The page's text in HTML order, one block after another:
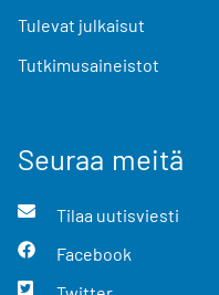
Tulevat julkaisut
Tutkimusaineistot
Seuraa meitä
Tilaa uutisviesti
Facebook